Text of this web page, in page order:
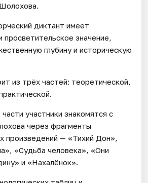
диктант имеет
просветительское значение,
глубину и историческую
из трёх частей: теоретической,
участники знакомятся с
через фрагменты
произведений — «Тихий Дон»,
«Судьба человека», «Они
и «Нахалёнок».